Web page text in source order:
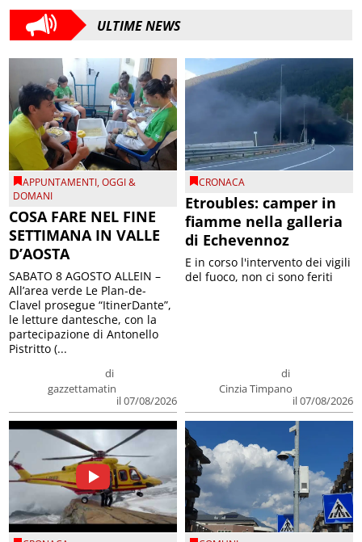
ULTIME NEWS
APPUNTAMENTI,OGGI &
DOMANI
COSA FARE NEL FINE
SETTIMANA IN VALLE
D’AOSTA
di
gazzettamatin
il 07/08/2026
SABATO 8 AGOSTO ALLEIN –
All’area verde Le Plan-de-
Clavel prosegue “ItinerDante”,
le letture dantesche, con la
partecipazione di Antonello
Pistritto (...
CRONACA
Etroubles: camper in
fiamme nella galleria
di Echevennoz
di
Cinzia Timpano
il 07/08/2026
E in corso l'intervento dei vigili
del fuoco, non ci sono feriti